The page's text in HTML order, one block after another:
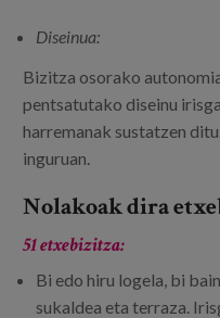
Diseinua:
Bizitza osorako
pentsatutako diseinu
harremanak sustatzen
inguruan.
Nolakoak dira
51 etxebizitza:
Bi edo hiru logela, bi
sukaldea eta terraza.